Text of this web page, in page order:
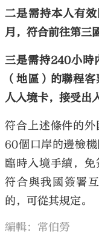
二是需持本人有
月，符合前往第三
三是需持240小時
（地區）的聯程
人入境卡，接受出
符合上述條件的
60個口岸的邊檢
臨時入境手續，免
符合與我國簽署
的，可從其規定。
編輯：常伯勞